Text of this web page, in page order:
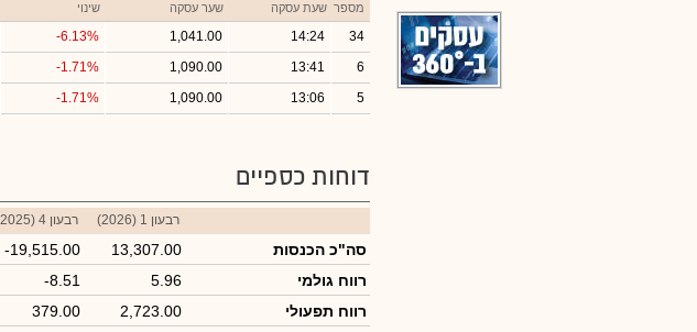
מספר שעת עסקה שער עסקה שינוי
34
14:24
1,041.00
-6.13%
6
13:41
1,090.00
-1.71%
5
13:06
1,090.00
-1.71%
דוחות כספיים
רבעון 1 (2026) רבעון 4 (2025)
סה"כ הכנסות 13,307.00
-19,515.00
רווח גולמי
5.96
-8.51
רווח תפעולי
2,723.00
379.00